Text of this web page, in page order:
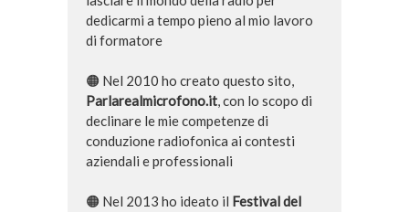
dedicarmi a tempo pieno al mio lavoro
di formatore
🟠 Nel 2010 ho creato questo sito,
Parlarealmicrofono.it, con lo scopo di
declinare le mie competenze di
conduzione radiofonica ai contesti
aziendali e professionali
🟠 Nel 2013 ho ideato il Festival del